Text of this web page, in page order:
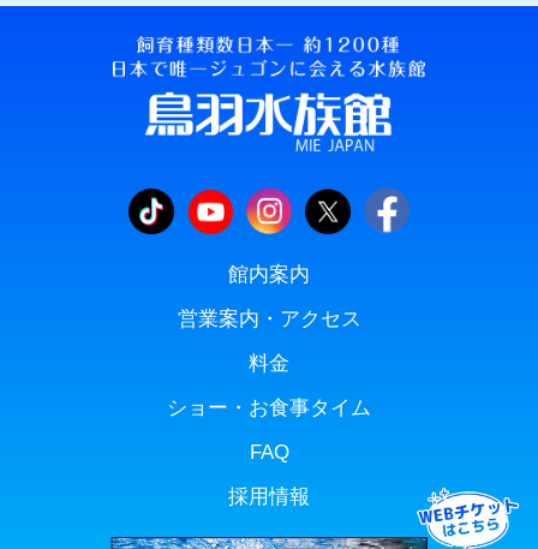
館内案内
営業案内・アクセス
料金
ショー・お食事タイム
FAQ
採用情報